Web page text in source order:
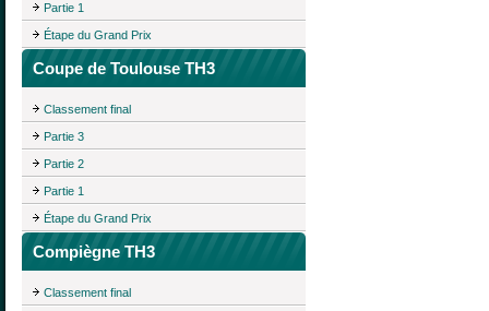
Partie 1
Étape du Grand Prix
Coupe de Toulouse TH3
Classement final
Partie 3
Partie 2
Partie 1
Étape du Grand Prix
Compiègne TH3
Classement final